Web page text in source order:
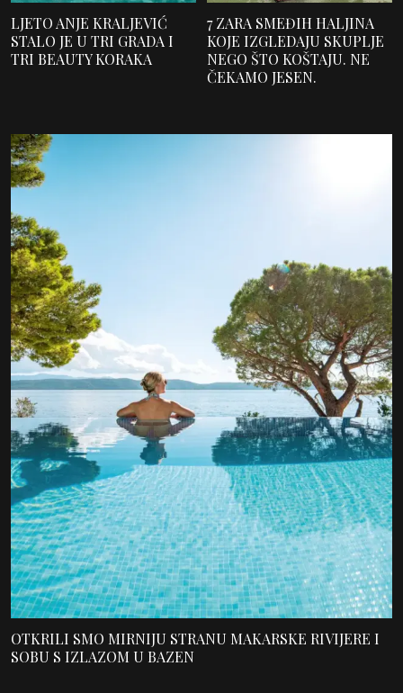
LJETO ANJE KRALJEVIĆ
STALO JE U TRI GRADA I
TRI BEAUTY KORAKA
7 ZARA SMEĐIH HALJINA
KOJE IZGLEDAJU SKUPLJE
NEGO ŠTO KOŠTAJU. NE
ČEKAMO JESEN.
OTKRILI SMO MIRNIJU STRANU MAKARSKE RIVIJERE I
SOBU S IZLAZOM U BAZEN